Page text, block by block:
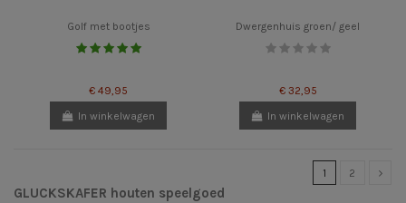
Golf met bootjes
€ 49,95
In winkelwagen
Dwergenhuis groen/ geel
€ 32,95
In winkelwagen
1 2
GLUCKSKAFER houten speelgoed